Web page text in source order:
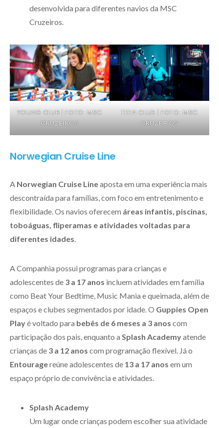
desenvolvida para diferentes navios da MSC
Cruzeiros.
YOUNG CLUB | FOTO: MSC
CRUZEIROS
TEEN CLUB | FOTO: MSC
CRUZEIROS
Norwegian Cruise Line
A Norwegian Cruise Lineaposta em uma experiência mais
descontraída para famílias, com foco em entretenimento e
flexibilidade. Os navios oferecem áreas infantis, piscinas,
toboáguas, fliperamas e atividades voltadas para
diferentes idades.
A Companhia possui programas para crianças e
adolescentes de 3 a 17 anos incluem atividades em família
como Beat Your Bedtime, Music Mania e queimada, além de
espaços e clubes segmentados por idade. O Guppies Open
Playé voltado para bebês de 6 meses a 3 anos com
participação dos pais, enquanto a Splash Academyatende
crianças de 3 a 12 anos com programação flexível. Já o
Entouragereúne adolescentes de 13 a 17 anos em um
espaço próprio de convivência e atividades.
Splash Academy
Um lugar onde crianças podem escolher sua atividade